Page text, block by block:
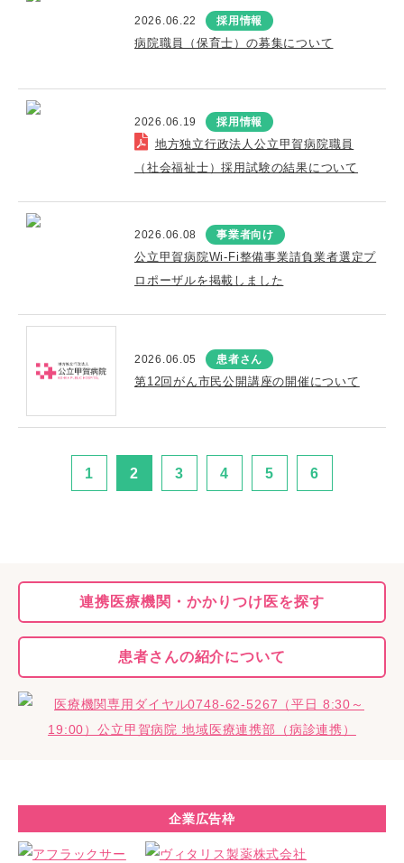
2026.06.22 採用情報
病院職員（保育士）の募集について
2026.06.19 採用情報
地方独立行政法人公立甲賀病院職員
（社会福祉士）採用試験の結果について
2026.06.08 事業者向け
公立甲賀病院Wi-Fi整備事業請負業者選定プ
ロポーザルを掲載しました
2026.06.05 患者さん
第12回がん市民公開講座の開催について
1 2 3 4 5 6
連携医療機関・かかりつけ医を探す
患者さんの紹介について
企業広告枠